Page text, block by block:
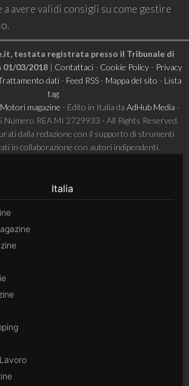
avere validi consigli su come gestire
testata registrata presso il Tribunale di
01/03/2018| Contattaci- Cookie Policy- Privacy
dati- Feed RSS- Mappa del sito - Lista
tag
Motori magazine - Edito in Italia da AdHub Media -
Numero REA MI 2729933 - All Rights Reserved.
dalla redazione con il supporto di strumenti
in collaborazione con autori indipendenti.
Italia